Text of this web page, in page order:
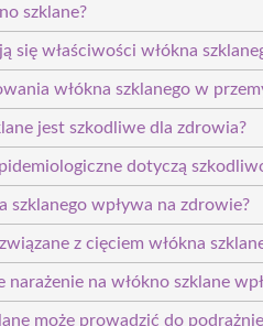
szklane?
się właściwości włókna
włókna szklanego w
jest szkodliwe dla zdrowia?
dotyczą
szklanego wpływa na zdrowie?
z cięciem włókna
narażenie na włókno szklane
może prowadzić do